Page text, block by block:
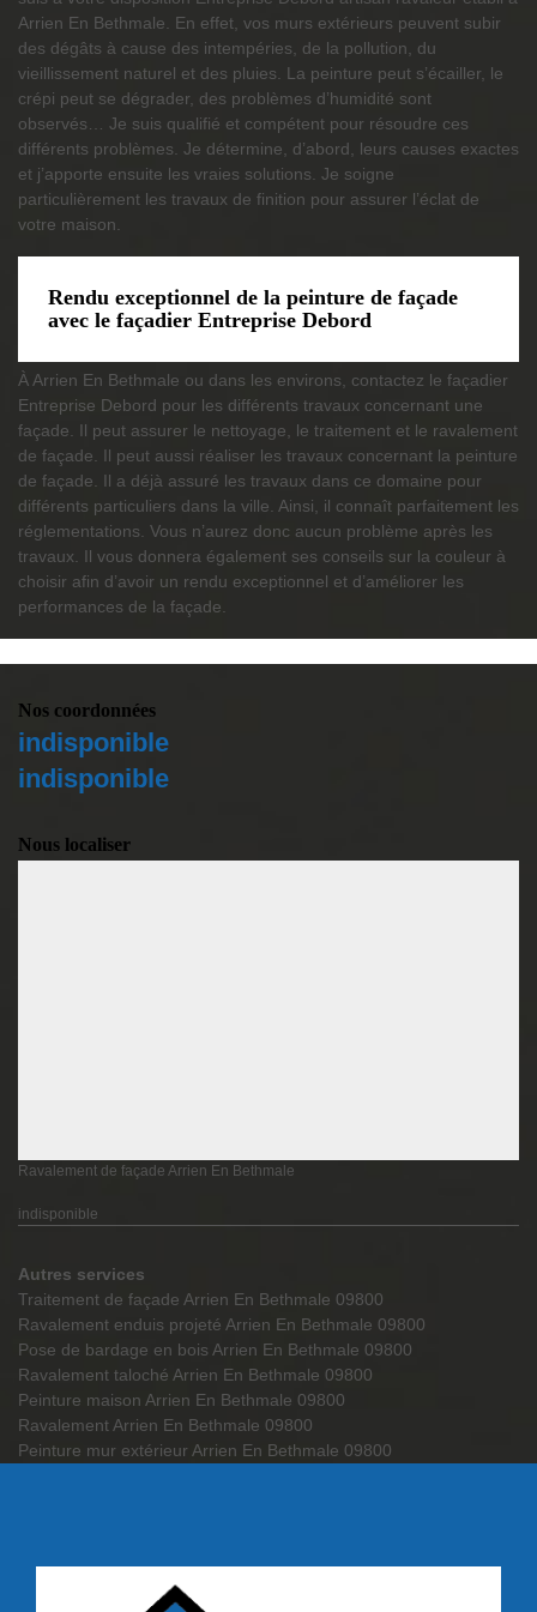
Arrien En Bethmale. En effet, vos murs extérieurs peuvent subir
des dégâts à cause des intempéries, de la pollution, du
vieillissement naturel et des pluies. La peinture peut s’écailler, le
crépi peut se dégrader, des problèmes d’humidité sont
observés… Je suis qualifié et compétent pour résoudre ces
différents problèmes. Je détermine, d’abord, leurs causes exactes
et j’apporte ensuite les vraies solutions. Je soigne
particulièrement les travaux de finition pour assurer l’éclat de
votre maison.
Rendu exceptionnel de la peinture de façade
avec le façadier Entreprise Debord
À Arrien En Bethmale ou dans les environs, contactez le façadier
Entreprise Debord pour les différents travaux concernant une
façade. Il peut assurer le nettoyage, le traitement et le ravalement
de façade. Il peut aussi réaliser les travaux concernant la peinture
de façade. Il a déjà assuré les travaux dans ce domaine pour
différents particuliers dans la ville. Ainsi, il connaît parfaitement les
réglementations. Vous n’aurez donc aucun problème après les
travaux. Il vous donnera également ses conseils sur la couleur à
choisir afin d’avoir un rendu exceptionnel et d’améliorer les
performances de la façade.
Nos coordonnées
indisponible
indisponible
Nous localiser
Ravalement de façade Arrien En Bethmale
indisponible
Autres services
Traitement de façade Arrien En Bethmale 09800
Ravalement enduis projeté Arrien En Bethmale 09800
Pose de bardage en bois Arrien En Bethmale 09800
Ravalement taloché Arrien En Bethmale 09800
Peinture maison Arrien En Bethmale 09800
Ravalement Arrien En Bethmale 09800
Peinture mur extérieur Arrien En Bethmale 09800